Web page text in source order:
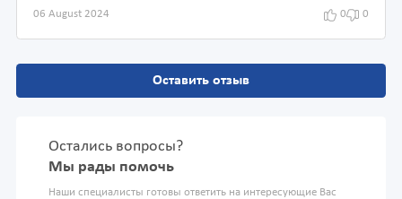
06 August 2024 0 0
Оставить отзыв
Остались вопросы?
Мы рады помочь
Наши специалисты готовы ответить на интересующие Вас